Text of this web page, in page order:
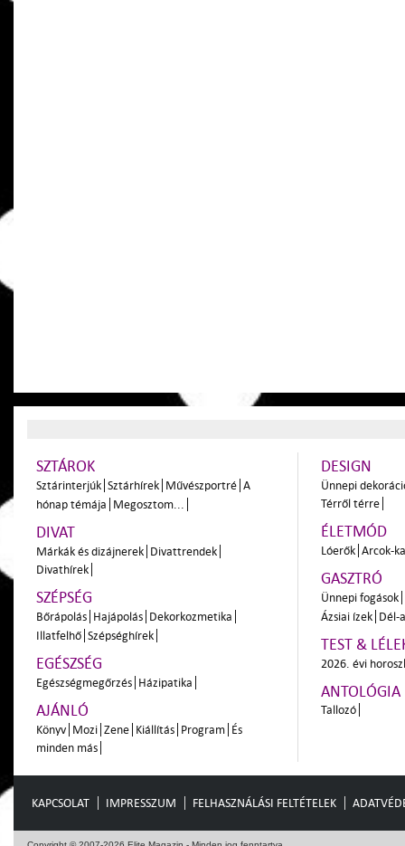
SZTÁROK
Sztárinterjúk Sztárhírek Művészportré A
hónap témája Megosztom...
DIVAT
Márkák és dizájnerek Divattrendek
Divathírek
SZÉPSÉG
Bőrápolás Hajápolás Dekorkozmetika
Illatfelhő Szépséghírek
EGÉSZSÉG
Egészségmegőrzés Házipatika
AJÁNLÓ
Könyv Mozi Zene Kiállítás Program És
minden más
DESIGN
Ünnepi
Térről térre
ÉLETMÓD
Lóerők Arcok-
GASZTRÓ
Ünnepi fogások
Ázsiai ízek Dél-
TEST &
2026. évi
ANTOLÓGIA
Tallozó
KAPCSOLAT IMPRESSZUM FELHASZNÁLÁSI FELTÉTELEK